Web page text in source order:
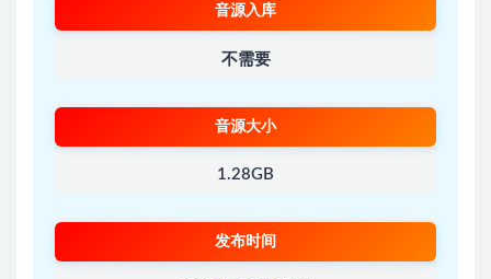
音源入库
不需要
音源大小
1.28GB
发布时间